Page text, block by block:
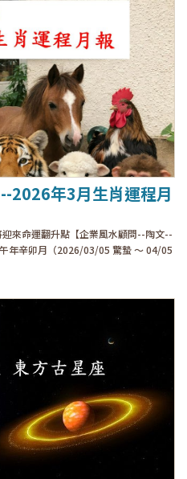
2026年3月生肖運程月
來命運翻升點【企業風水顧問--陶文--
年辛卯月（2026/03/05 驚蟄 ～ 04/05